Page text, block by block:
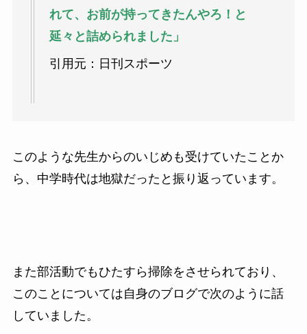
れて、お前が持ってきたんやろ！と
延々と詰められました」
引用元：日刊スポーツ
このような先生からのいじめも受けていたことか
ら、中学時代は地獄だったと振り返っています。
また部活動でもひたすら掃除をさせられており、
このことについては自身のブログで次のように話
していました。